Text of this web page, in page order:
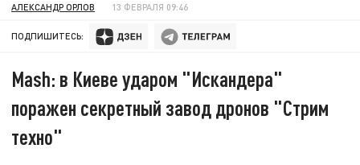
АЛЕКСАНДР ОРЛОВ 13 ФЕВРАЛЯ 09:46
ПОДПИШИТЕСЬ:
Mash: в Киеве ударом "Искандера"
поражен секретный завод дронов "Стрим
техно"